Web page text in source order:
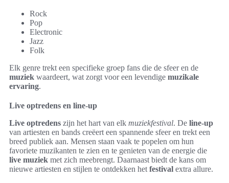
Rock
Pop
Electronic
Jazz
Folk
Elk genre trekt een specifieke groep fans die de sfeer en de
muziek waardeert, wat zorgt voor een levendige muzikale
ervaring.
Live optredens en line-up
Live optredens zijn het hart van elk muziekfestival. De line-up
van artiesten en bands creëert een spannende sfeer en trekt een
breed publiek aan. Mensen staan vaak te popelen om hun
favoriete muzikanten te zien en te genieten van de energie die
live muziek met zich meebrengt. Daarnaast biedt de kans om
nieuwe artiesten en stijlen te ontdekken het festival extra allure.